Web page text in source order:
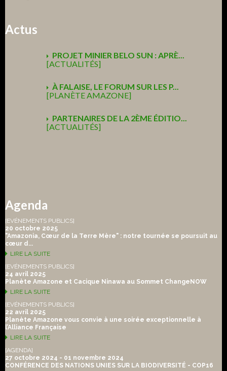
Actus
PROJET MINIER BELO SUN : APRÈ...
[ACTUALITÉS]
À FALAISE, LE FORUM SUR LES P...
[PLANÈTE AMAZONE]
PARTENAIRES DE LA 2ÈME ÉDITIO...
[ACTUALITÉS]
Agenda
[EVÉNEMENTS PUBLICS]
20 octobre 2025
"Amazonia, Cœur de la Terre Mère" : notre tournée se poursuit au
cœur d...
LIRE LA SUITE
[EVÉNEMENTS PUBLICS]
24 avril 2025
Planète Amazone et Cacique Ninawa au Sommet ChangeNOW
LIRE LA SUITE
[EVÉNEMENTS PUBLICS]
22 avril 2025
Planète Amazone vous convie à une soirée exceptionnelle à
l’Alliance Française
LIRE LA SUITE
[AGENDA]
27 octobre 2024 - 01 novembre 2024
CONFÉRENCE DES NATIONS UNIES SUR LA BIODIVERSITÉ - COP16